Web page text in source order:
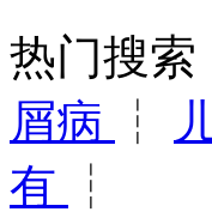
热门搜索
屑病
┆
有
┆